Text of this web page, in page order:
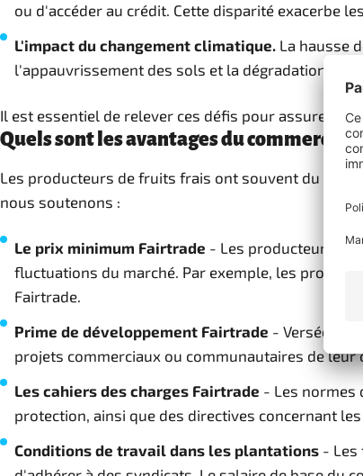
ou d'accéder au crédit. Cette disparité exacerbe
L'impact du changement climatique. La hausse
l'appauvrissement des sols et la dégradation
Il est essentiel de relever ces défis pour assurer
Quels sont les avantages du commerce
Les producteurs de fruits frais ont souvent du mal
nous soutenons :
Le prix minimum Fairtrade - Les producteurs de
fluctuations du marché. Par exemple, les
Fairtrade.
Prime de développement Fairtrade - Versée en
projets commerciaux ou communautaires de
Les cahiers des charges Fairtrade - Les normes
protection, ainsi que des directives concernant
Conditions de travail dans les plantations - Les